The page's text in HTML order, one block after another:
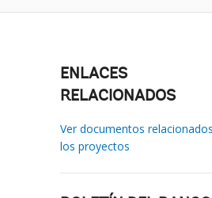
ENLACES
RELACIONADOS
Ver documentos
los proyectos